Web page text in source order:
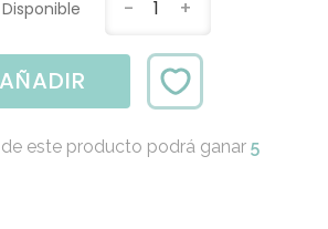
Disponible - 1 +
AÑADIR
este producto podrá ganar5